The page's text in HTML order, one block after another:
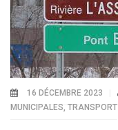
16 DÉCEMBRE 2023
MUNICIPALES, TRANSPORT